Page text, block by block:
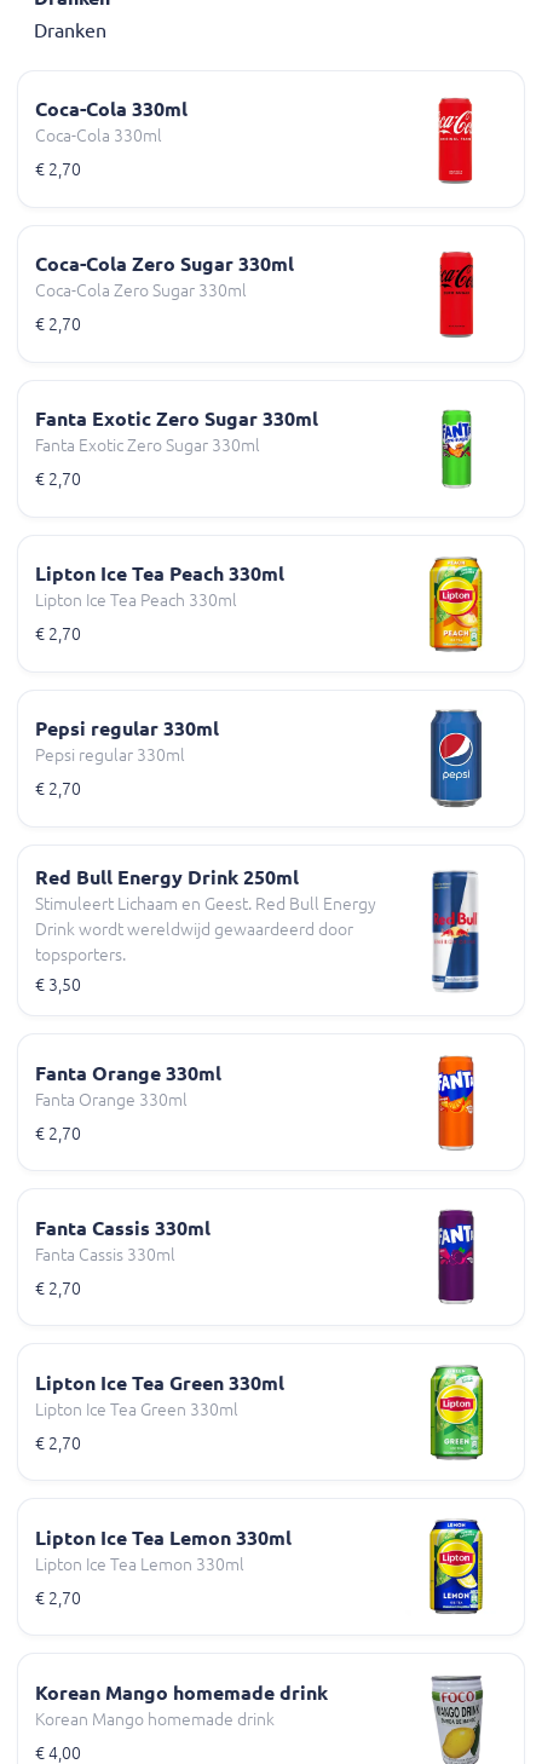
Dranken
Coca-Cola 330ml
Coca-Cola 330ml
€ 2,70
Coca-Cola Zero Sugar 330ml
Coca-Cola Zero Sugar 330ml
€ 2,70
Fanta Exotic Zero Sugar 330ml
Fanta Exotic Zero Sugar 330ml
€ 2,70
Lipton Ice Tea Peach 330ml
Lipton Ice Tea Peach 330ml
€ 2,70
Pepsi regular 330ml
Pepsi regular 330ml
€ 2,70
Red Bull Energy Drink 250ml
Stimuleert Lichaam en Geest. Red Bull Energy
Drink wordt wereldwijd gewaardeerd door
topsporters.
€ 3,50
Fanta Orange 330ml
Fanta Orange 330ml
€ 2,70
Fanta Cassis 330ml
Fanta Cassis 330ml
€ 2,70
Lipton Ice Tea Green 330ml
Lipton Ice Tea Green 330ml
€ 2,70
Lipton Ice Tea Lemon 330ml
Lipton Ice Tea Lemon 330ml
€ 2,70
Korean Mango homemade drink
Korean Mango homemade drink
€ 4,00